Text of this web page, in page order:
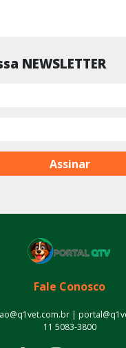
NEWSLETTER
Fale Conosco
|
11 5083-3800